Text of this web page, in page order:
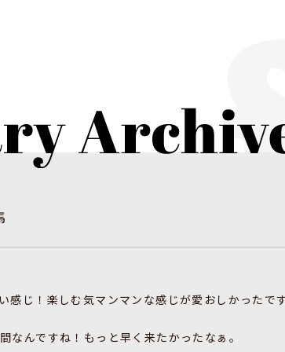
感じ！楽しむ気マンマンな感じが愛おしかったで
なんですね！もっと早く来たかったなぁ。